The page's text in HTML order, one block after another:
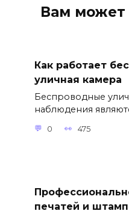
Вам может
Как работает
уличная камера
Беспроводные
наблюдения
0 475
печатей и